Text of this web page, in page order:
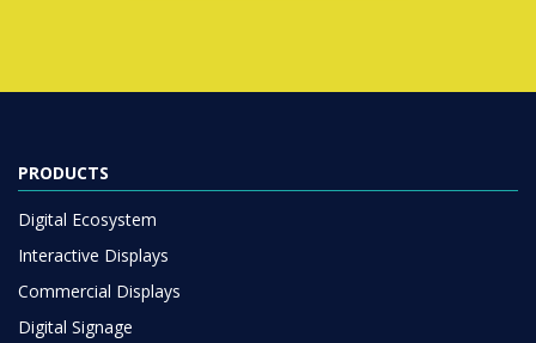
PRODUCTS
Digital Ecosystem
Interactive Displays
Commercial Displays
Digital Signage